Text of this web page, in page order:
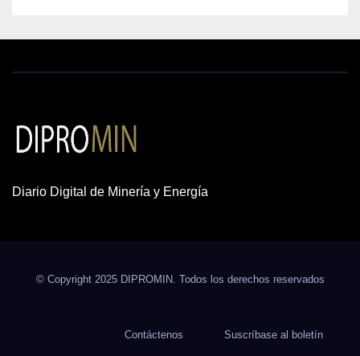
Diario Digital de Minería y Energía
© Copyright 2025 DIPROMIN. Todos los derechos reservados
Contáctenos Suscríbase al boletín